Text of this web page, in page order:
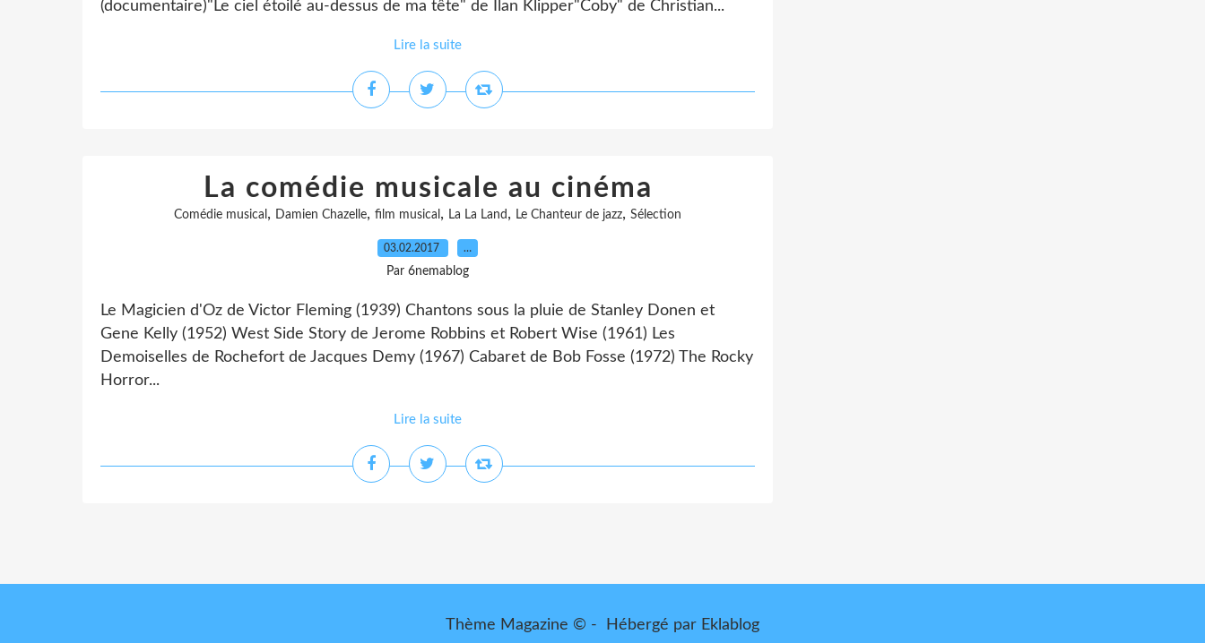
(documentaire)"Le ciel étoilé au-dessus de ma tête" de Ilan Klipper"Coby" de Christian...
Lire la suite
La comédie musicale au cinéma
Comédie musical , Damien Chazelle, film musical , La La Land , Le Chanteur de jazz, Sélection
03.02.2017 …
Par 6nemablog
Le Magicien d'Oz de Victor Fleming (1939) Chantons sous la pluie de Stanley Donen et
Gene Kelly (1952) West Side Story de Jerome Robbins et Robert Wise (1961) Les
Demoiselles de Rochefort de Jacques Demy (1967) Cabaret de Bob Fosse (1972) The Rocky
Horror...
Lire la suite
Thème Magazine © - Hébergé par Eklablog